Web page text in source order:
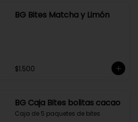
BG Bites Matcha y Limón
$1.500
BG Caja Bites bolitas cacao
Caja de 5 paquetes de bites